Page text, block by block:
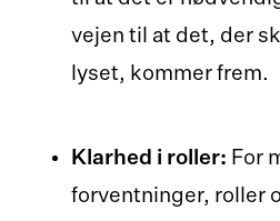
vejen til at det, der
lyset, kommer frem.
Klarhed i roller: For
forventninger, roller